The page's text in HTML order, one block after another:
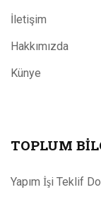
İletişim
Hakkımızda
Künye
TOPLUM
Yapım İşi Teklif